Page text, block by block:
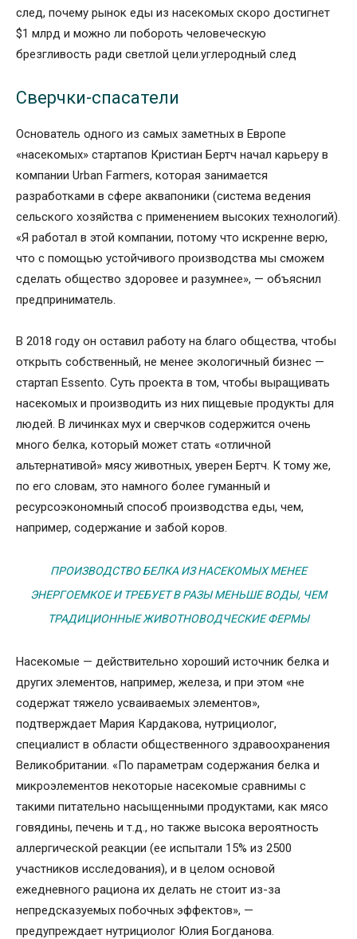
след, почему рынок еды из насекомых скоро достигнет
$1 млрд и можно ли побороть человеческую
брезгливость ради светлой цели.углеродный след
Сверчки-спасатели
Основатель одного из самых заметных в Европе
«насекомых» стартапов Кристиан Бертч начал карьеру в
компании Urban Farmers, которая занимается
разработками в сфере аквапоники (система ведения
сельского хозяйства с применением высоких технологий).
«Я работал в этой компании, потому что искренне верю,
что с помощью устойчивого производства мы сможем
сделать общество здоровее и разумнее», — объяснил
предприниматель.
В 2018 году он оставил работу на благо общества, чтобы
открыть собственный, не менее экологичный бизнес —
стартап Essento. Суть проекта в том, чтобы выращивать
насекомых и производить из них пищевые продукты для
людей. В личинках мух и сверчков содержится очень
много белка, который может стать «отличной
альтернативой» мясу животных, уверен Бертч. К тому же,
по его словам, это намного более гуманный и
ресурсоэкономный способ производства еды, чем,
например, содержание и забой коров.
ПРОИЗВОДСТВО БЕЛКА ИЗ НАСЕКОМЫХ МЕНЕЕ
ЭНЕРГОЕМКОЕ И ТРЕБУЕТ В РАЗЫ МЕНЬШЕ ВОДЫ, ЧЕМ
ТРАДИЦИОННЫЕ ЖИВОТНОВОДЧЕСКИЕ ФЕРМЫ
Насекомые — действительно хороший источник белка и
других элементов, например, железа, и при этом «не
содержат тяжело усваиваемых элементов»,
подтверждает Мария Кардакова, нутрициолог,
специалист в области общественного здравоохранения
Великобритании. «По параметрам содержания белка и
микроэлементов некоторые насекомые сравнимы с
такими питательно насыщенными продуктами, как мясо
говядины, печень и т.д., но также высока вероятность
аллергической реакции (ее испытали 15% из 2500
участников исследования), и в целом основой
ежедневного рациона их делать не стоит из-за
непредсказуемых побочных эффектов», —
предупреждает нутрициолог Юлия Богданова.